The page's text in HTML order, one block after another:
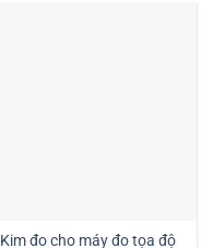
Kim đo cho máy đo tọa độ